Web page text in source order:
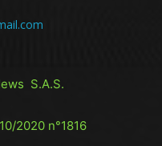
S.A.S.
2020 n°1816